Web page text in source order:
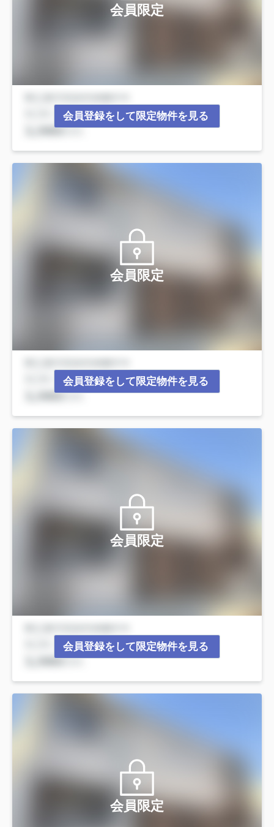
会員限定
会員登録をして限定物件を見る
会員限定
会員登録をして限定物件を見る
会員限定
会員登録をして限定物件を見る
会員限定